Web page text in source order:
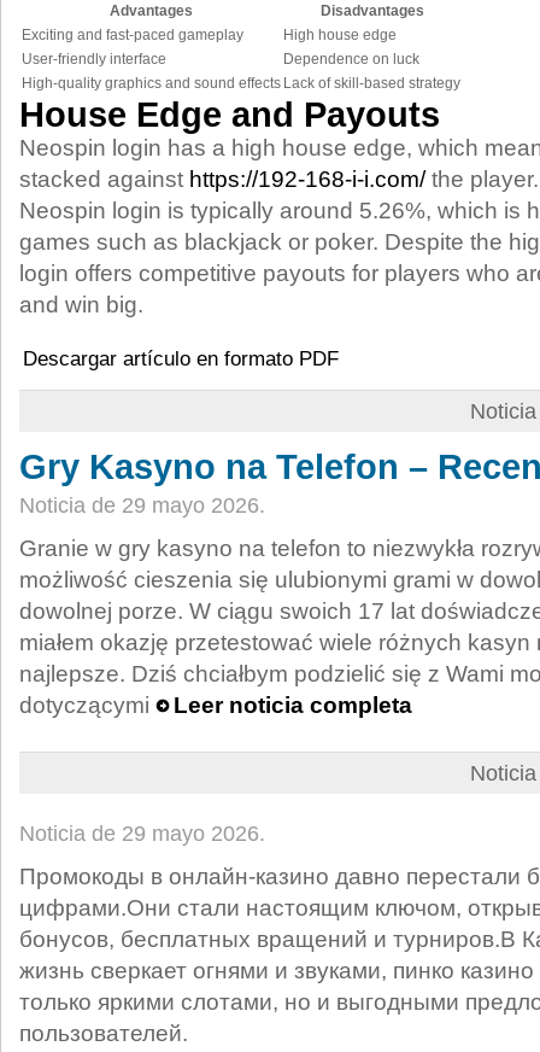
Advantages
Disadvantages
Exciting and fast-paced gameplay
High house edge
User-friendly interface
Dependence on luck
High-quality graphics and sound effects Lack of skill-based strategy
House Edge and Payouts
Neospin login has a high house edge, which
stacked against https://192-168-i-i.com/the
Neospin login is typically around 5.26%, which is
games such as blackjack or poker. Despite the
login offers competitive payouts for players who
and win big.
Descargar artículo en formato PDF
Gry Kasyno na Telefon –
Noticia de 29 mayo 2026.
Granie w gry kasyno na telefon to niezwykła
możliwość cieszenia się ulubionymi grami w
dowolnej porze. W ciągu swoich 17 lat
miałem okazję przetestować wiele różnych
najlepsze. Dziś chciałbym podzielić się z Wami
dotyczącymi
Leer noticia completa
Noticia de 29 mayo 2026.
Промокоды в онлайн‑казино давно перестали
цифрами.Они стали настоящим ключом,
бонусов, бесплатных вращений и турниров.В
жизнь сверкает огнями и звуками, пинко
только яркими слотами, но и выгодными
пользователей.